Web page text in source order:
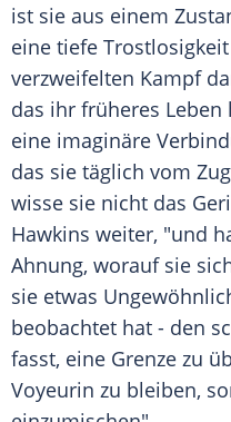
ist sie aus einem
eine tiefe
verzweifelten Kampf
das ihr früheres
eine imaginäre
das sie täglich vom
wisse sie nicht das
Hawkins weiter, "und
Ahnung, worauf sie
sie etwas
beobachtet hat - den
fasst, eine Grenze zu
Voyeurin zu bleiben,